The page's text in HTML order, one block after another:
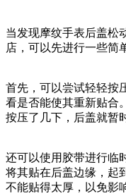
当发现摩纹手表后盖松
店，可以先进行一些简
首先，可以尝试轻轻按
看是否能使其重新贴合
按压了几下，后盖就暂
还可以使用胶带进行临
将其贴在后盖边缘，起
不能贴得太厚，以免影